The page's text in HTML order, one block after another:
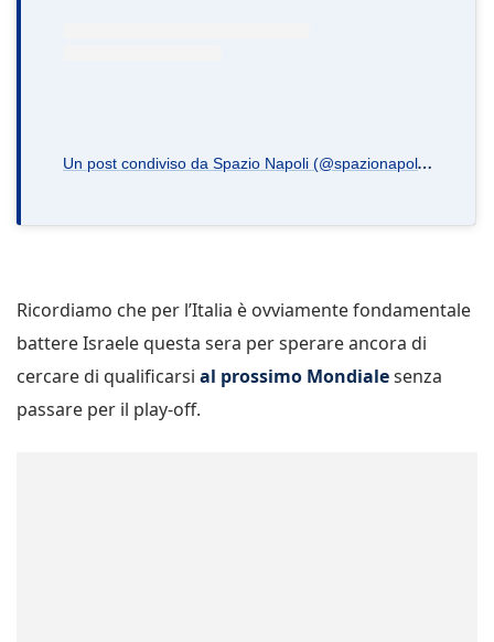
U
n post condiviso da Spazio Napoli (@spazionapoli.it)
Ricordiamo che per l’Italia è ovviamente fondamentale
battere Israele questa sera per sperare ancora di
cercare di qualificarsi al prossimo Mondialesenza
passare per il play-off.